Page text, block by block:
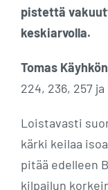
pistettä
keskiarvolla.
Tomas Käyhkön
224, 236, 257
Loistavasti
kärki keilaa
pitää edelleen
kilpailun